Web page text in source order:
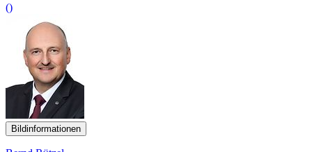
()
Bildinformationen